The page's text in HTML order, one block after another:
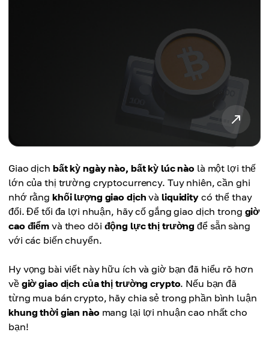
Giao dịch bất kỳ ngày nào, bất kỳ lúc nào là một lợi thế
lớn của thị trường cryptocurrency. Tuy nhiên, cần ghi
nhớ rằng khối lượng giao dịch vàliquiditycó thể thay
đổi. Để tối đa lợi nhuận, hãy cố gắng giao dịch trong giờ
cao điểm và theo dõi động lực thị trường để sẵn sàng
với các biến chuyển.
Hy vọng bài viết này hữu ích và giờ bạn đã hiểu rõ hơn
về giờ giao dịch của thị trường crypto. Nếu bạn đã
từng mua bán crypto, hãy chia sẻ trong phần bình luận
khung thời gian nàomang lại lợi nhuận cao nhất cho
bạn!